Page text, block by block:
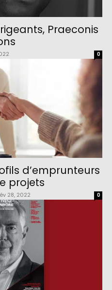
Praeconis
0
d’emprunteurs
projets
28, 2022 0